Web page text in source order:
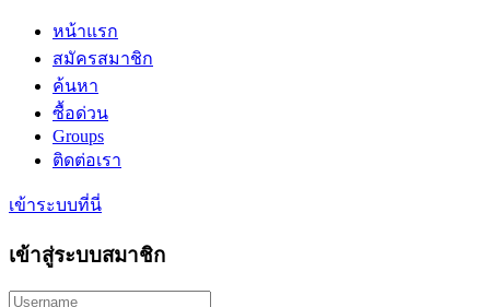
หน้าแรก
สมัครสมาชิก
ค้นหา
ซื้อด่วน
Groups
ติดต่อเรา
เข้าระบบที่นี่
เข้าสู่ระบบสมาชิก